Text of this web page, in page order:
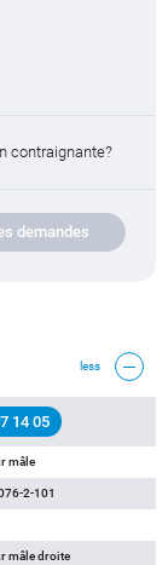
contraignante?
demandes
less
14 05
mâle
2-101
mâle droite